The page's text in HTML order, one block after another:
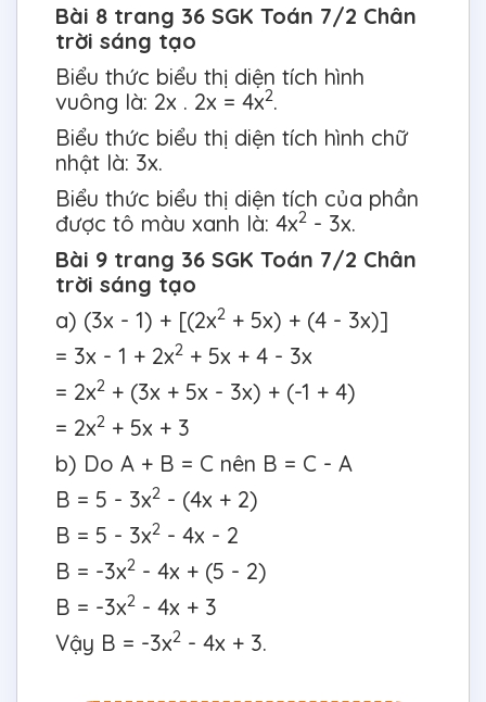
Bài 8 trang 36 SGK Toán 7/2 Chân
trời sáng tạo
Biểu thức biểu thị diện tích hình
vuông là: 2x . 2x = 4x2.
Biểu thức biểu thị diện tích hình chữ
nhật là: 3x.
Biểu thức biểu thị diện tích của phần
được tô màu xanh là: 4x2 - 3x.
Bài 9 trang 36 SGK Toán 7/2 Chân
trời sáng tạo
a) (3x - 1) + [(2x2 + 5x) + (4 - 3x)]
= 3x - 1 + 2x2 + 5x + 4 - 3x
= 2x2 + (3x + 5x - 3x) + (-1 + 4)
= 2x2 + 5x + 3
b) Do A + B = C nên B = C - A
B = 5 - 3x2 - (4x + 2)
B = 5 - 3x2 - 4x - 2
B = -3x2 - 4x + (5 - 2)
B = -3x2 - 4x + 3
Vậy B = -3x2 - 4x + 3.